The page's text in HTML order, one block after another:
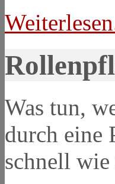
Was tun,
durch eine
schnell